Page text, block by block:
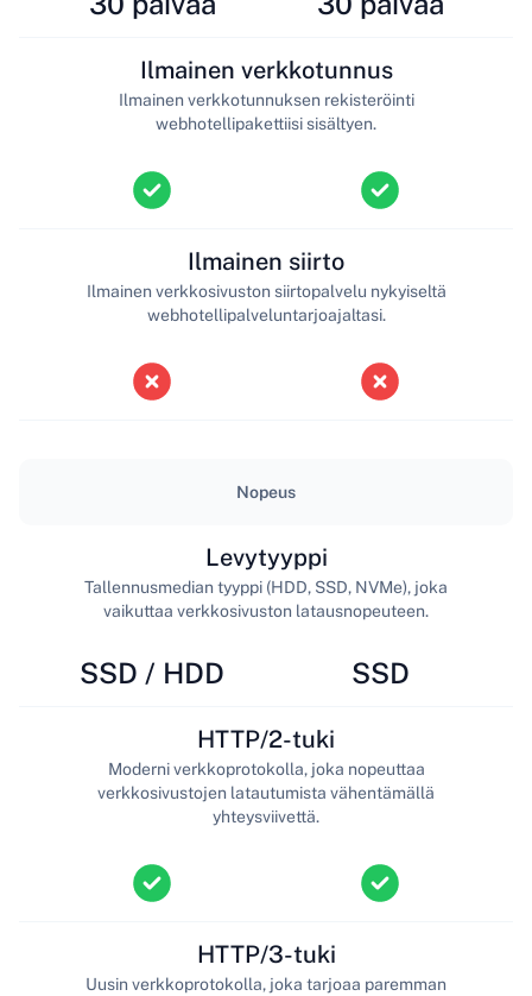
Ilmainen verkkotunnus
Ilmainen verkkotunnuksen rekisteröinti
webhotellipakettiisi sisältyen.
Ilmainen siirto
Ilmainen verkkosivuston siirtopalvelu nykyiseltä
webhotellipalveluntarjoajaltasi.
Nopeus
SSD / HDD
Levytyyppi
Tallennusmedian tyyppi (HDD, SSD, NVMe), joka
vaikuttaa verkkosivuston latausnopeuteen.
SSD
HTTP/2-tuki
Moderni verkkoprotokolla, joka nopeuttaa
verkkosivustojen latautumista vähentämällä
yhteysviivettä.
HTTP/3-tuki
Uusin verkkoprotokolla, joka tarjoaa paremman